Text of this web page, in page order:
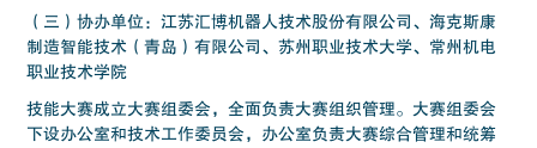
（三）协办单位：江苏汇博机器人技术股份有限公司、海克斯康
制造智能技术（青岛）有限公司、苏州职业技术大学、常州机电
职业技术学院
技能大赛成立大赛组委会，全面负责大赛组织管理。大赛组委会
下设办公室和技术工作委员会，办公室负责大赛综合管理和统筹